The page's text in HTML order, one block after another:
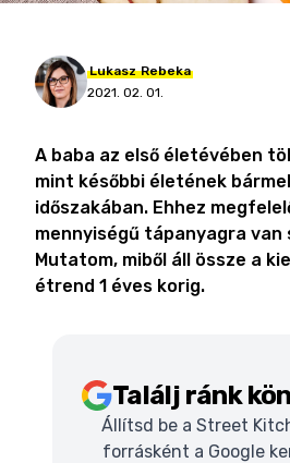
Lukasz Rebeka
2021. 02. 01.
A baba az első életévében
mint későbbi életének
időszakában. Ehhez
mennyiségű tápanyagra van
Mutatom, miből áll össze a
étrend 1 éves korig.
Találj ránk
Állítsd be a Street
forrásként a Google